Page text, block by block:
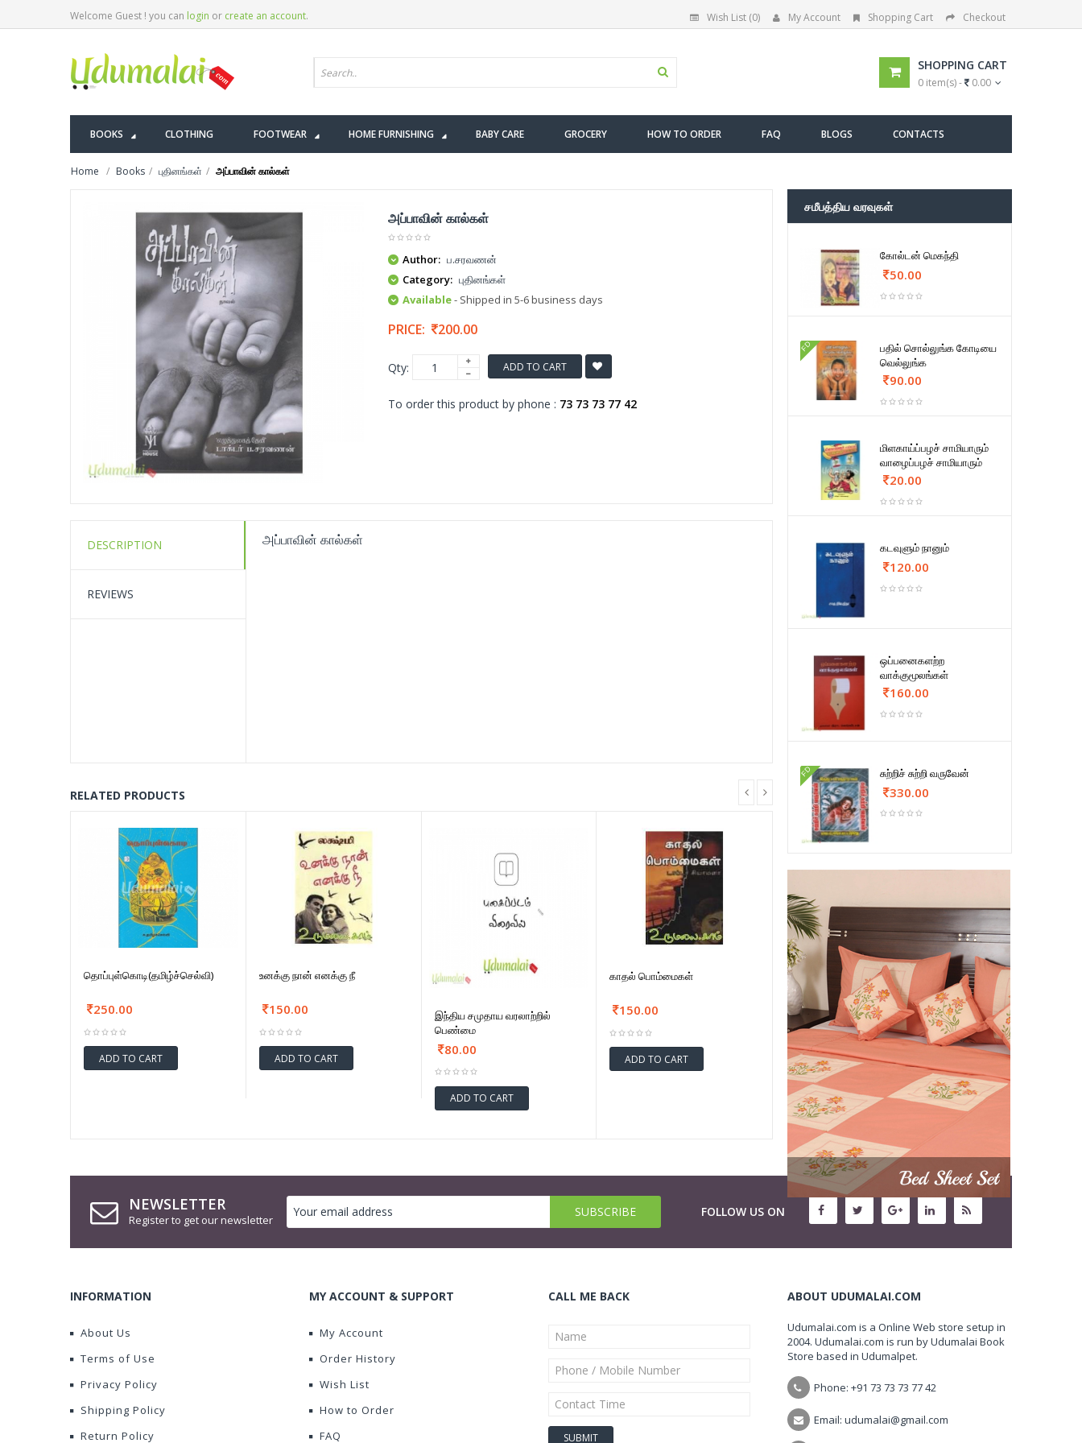
Welcome Guest ! you can login or create an account. Wish List (0) My Account Shopping Cart Checkout
SHOPPING CART
0 item(s) - 0.00
BOOKS CLOTHING FOOTWEAR HOME FURNISHING BABY CARE GROCERY HOW TO ORDER FAQ BLOGS CONTACTS
Home Books புதினங்கள் அப்பாவின் கால்கள்
அப்பாவின் கால்கள்
Author: ப.சரவணன்
Category: புதினங்கள்
Available- Shipped in 5-6 business days
PRICE: 200.00
Qty: ADD TO CART
To order this product by phone : 73 73 73 77 42
DESCRIPTION
REVIEWS
அப்பாவின் கால்கள்
RELATED PRODUCTS
தொப்புள்கொடி(தமிழ்ச்செல்வி)
250.00
ADD TO CART
உனக்கு நான் எனக்கு நீ
150.00
ADD TO CART
இந்திய சமுதாய வரலாற்றில்
பெண்மை
80.00
ADD TO CART
காதல் பொம்மைகள்
150.00
ADD TO CART
சமீபத்திய வரவுகள்
கோல்டன் மெகந்தி
50.00
FD
பதில் சொல்லுங்க கோடியை
வெல்லுங்க
90.00
மிளகாய்ப்பழச் சாமியாரும்
வாழைப்பழச் சாமியாரும்
20.00
கடவுளும் நானும்
120.00
ஒப்பனைகளற்ற
வாக்குமூலங்கள்
160.00
FD சுற்றிச் சுற்றி வருவேன்
330.00
NEWSLETTER
Register to get our newsletter
FOLLOW US ON
INFORMATION
About Us
Terms of Use
Privacy Policy
Shipping Policy
Return Policy
MY ACCOUNT & SUPPORT
My Account
Order History
Wish List
How to Order
FAQ
CALL ME BACK ABOUT UDUMALAI.COM
Udumalai.com is a Online Web store setup in
2004. Udumalai.com is run by Udumalai Book
Store based in Udumalpet.
Phone: +91 73 73 73 77 42
Email: udumalai@gmail.com